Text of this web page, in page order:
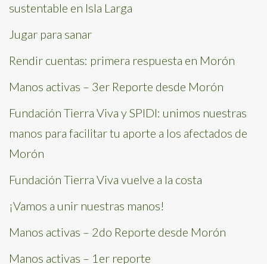
sustentable en Isla Larga
Jugar para sanar
Rendir cuentas: primera respuesta en Morón
Manos activas – 3er Reporte desde Morón
Fundación Tierra Viva y SPIDI: unimos nuestras
manos para facilitar tu aporte a los afectados de
Morón
Fundación Tierra Viva vuelve a la costa
¡Vamos a unir nuestras manos!
Manos activas – 2do Reporte desde Morón
Manos activas – 1er reporte